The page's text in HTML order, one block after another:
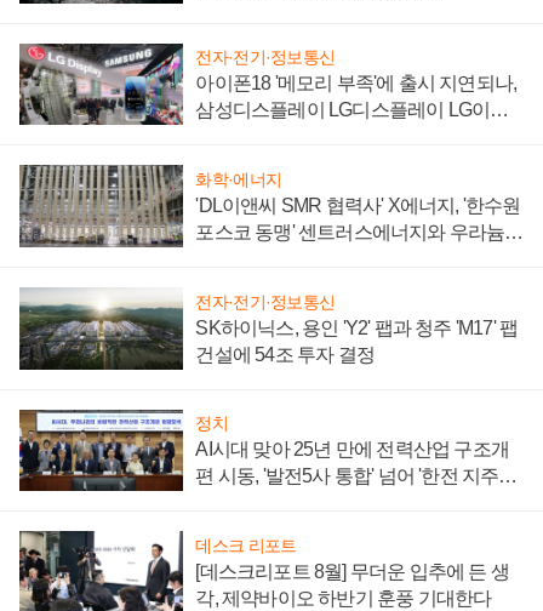
전자·전기·정보통신
아이폰18 '메모리 부족'에 출시 지연되나,
삼성디스플레이 LG디스플레이 LG이노
화학·에너지
'DL이앤씨 SMR 협력사' X에너지, '한수원
포스코 동맹' 센트러스에너지와 우라늄
전자·전기·정보통신
SK하이닉스, 용인 'Y2' 팹과 청주 'M17' 팹
건설에 54조 투자 결정
정치
AI시대 맞아 25년 만에 전력산업 구조개
편 시동, '발전5사 통합' 넘어 '한전 지주사'
데스크 리포트
[데스크리포트 8월] 무더운 입추에 든 생
각, 제약바이오 하반기 훈풍 기대한다